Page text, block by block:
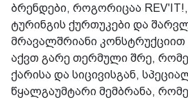
ბრენდები, როგორიცაა REV'IT!,
ტურინგის ქურთუკები და
მრავალშრიანი კონსტრუქციით
აქვთ გარე თერმული შრე,
ქარისა და სიცივისგან,
წყალგაუმტარი მემბრანა,